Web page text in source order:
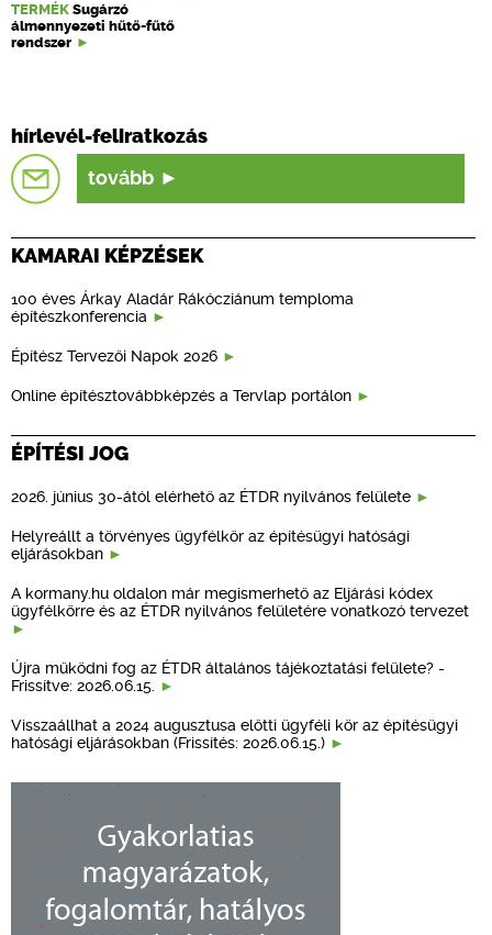
TERMÉK Sugárzó
álmennyezeti hűtő-fűtő
rendszer
hírlevél-feliratkozás
tovább
KAMARAI KÉPZÉSEK
100 éves Árkay Aladár Rákócziánum temploma
építészkonferencia
Építész Tervezői Napok 2026
Online építésztovábbképzés a Tervlap portálon
ÉPÍTÉSI JOG
2026. június 30-ától elérhető az ÉTDR nyilvános felülete
Helyreállt a törvényes ügyfélkör az építésügyi hatósági
eljárásokban
A kormany.hu oldalon már megismerhető az Eljárási kódex
ügyfélkörre és az ÉTDR nyilvános felületére vonatkozó tervezet
Újra működni fog az ÉTDR általános tájékoztatási felülete? -
Frissítve: 2026.06.15.
Visszaállhat a 2024 augusztusa előtti ügyféli kör az építésügyi
hatósági eljárásokban (Frissítés: 2026.06.15.)